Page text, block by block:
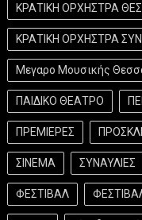
ΚΡΑΤΙΚΗ ΟΡΧΗΣΤΡΑ
ΚΡΑΤΙΚΗ ΟΡΧΗΣΤΡΑ
Μεγαρο Μουσικής
ΠΑΙΔΙΚΟ ΘΕΑΤΡΟ
ΠΡΕΜΙΕΡΕΣ
ΣΙΝΕΜΑ ΣΥΝΑΥΛΙΕΣ
ΦΕΣΤΙΒΑΛ